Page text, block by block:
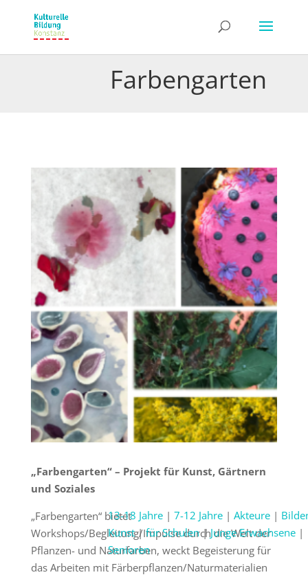
Farbengarten
„Farbengarten“ – Projekt für Kunst, Gärtnern
und Soziales
„Farbengarten“ bietet
Workshops/Begleitung/Impulse durch die Welt der
Pflanzen- und Naturfarben, weckt Begeisterung für
das Arbeiten mit Färberpflanzen/Naturmaterialien
13-18 Jahre| 7-12 Jahre| Akteure|
Kunst|für Schulen|Junge Erwachsene|
Senioren